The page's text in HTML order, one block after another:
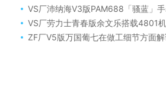
VS厂沛纳海V3版PAM688「骚蓝」手表
VS厂劳力士青春版余文乐搭载4801
ZF厂V5版万国葡七在做工细节方面